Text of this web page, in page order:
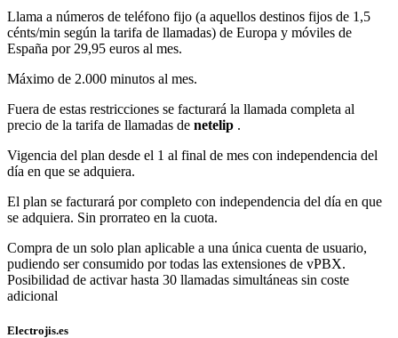
Llama a números de teléfono fijo (a aquellos destinos fijos de 1,5
cénts/min según la tarifa de llamadas) de Europa y móviles de
España por 29,95 euros al mes.
Máximo de 2.000 minutos al mes.
Fuera de estas restricciones se facturará la llamada completa al
precio de la tarifa de llamadas de netelip .
Vigencia del plan desde el 1 al final de mes con independencia del
día en que se adquiera.
El plan se facturará por completo con independencia del día en que
se adquiera. Sin prorrateo en la cuota.
Compra de un solo plan aplicable a una única cuenta de usuario,
pudiendo ser consumido por todas las extensiones de vPBX.
Posibilidad de activar hasta 30 llamadas simultáneas sin coste
adicional
Electrojis.es